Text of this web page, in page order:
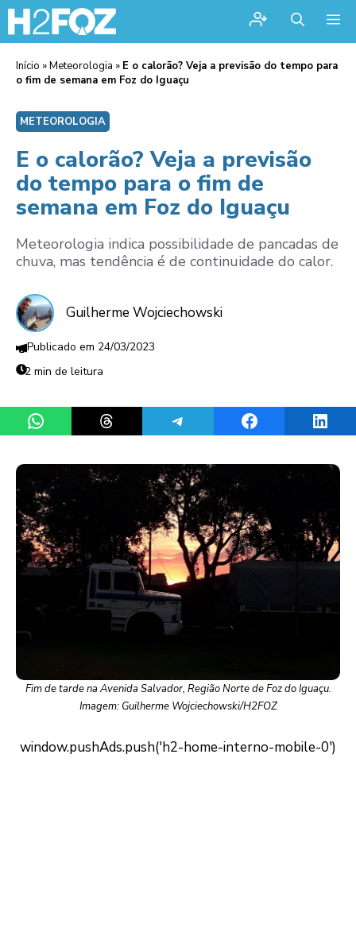
Início »Meteorologia » E o calorão? Veja a previsão do tempo para
o fim de semana em Foz do Iguaçu
METEOROLOGIA
E o calorão? Veja a previsão
do tempo para o fim de
semana em Foz do Iguaçu
Meteorologia indica possibilidade de pancadas de
chuva, mas tendência é de continuidade do calor.
Guilherme Wojciechowski
24/03/2023
2 min de leitura
Share on WhatsAppShare on ThreadsShare on TelegramShare on Facebook
Fim de tarde na Avenida Salvador, Região Norte de Foz do Iguaçu.
Imagem: Guilherme Wojciechowski/H2FOZ